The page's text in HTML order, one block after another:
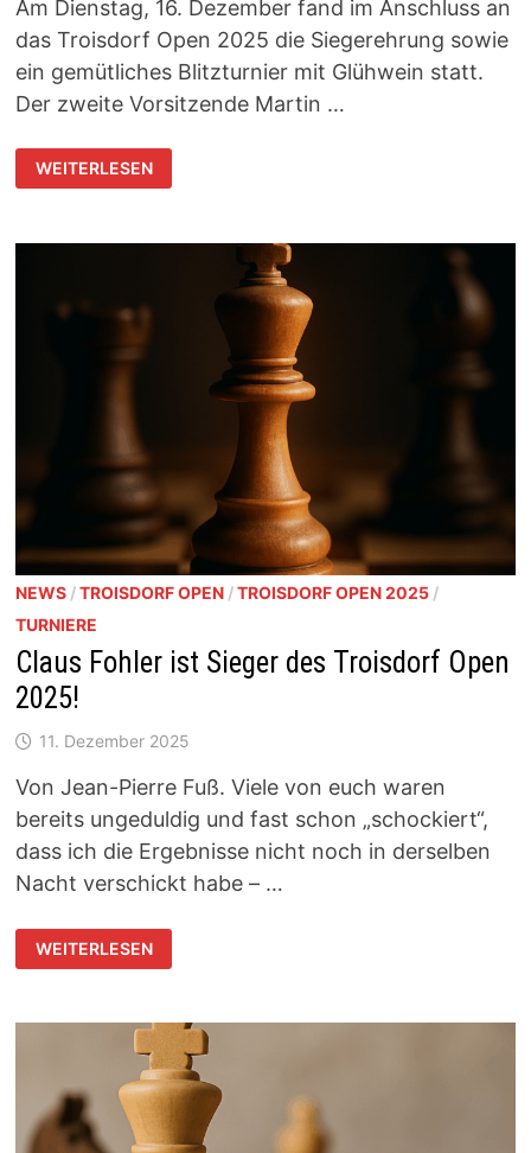
Am Dienstag, 16. Dezember fand im Anschluss an
das Troisdorf Open 2025 die Siegerehrung sowie
ein gemütliches Blitzturnier mit Glühwein statt.
Der zweite Vorsitzende Martin …
SIEGEREHRUNG
UND
GLÜHWEIN-
TROISDORF
WEITERLESEN
NEWS/TROISDORF OPEN/TROISDORF OPEN 2025/
TURNIERE
Claus Fohler ist Sieger des Troisdorf Open
2025!
11. Dezember 2025
Von Jean-Pierre Fuß. Viele von euch waren
bereits ungeduldig und fast schon „schockiert“,
dass ich die Ergebnisse nicht noch in derselben
Nacht verschickt habe – …
CLAUS
FOHLER
IST
TROISDORF
WEITERLESEN